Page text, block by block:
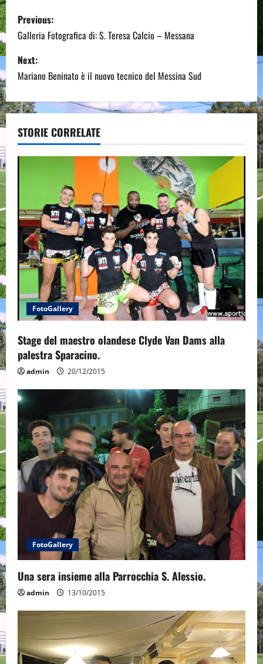
P
o
s
t
n
a
v
g
a
t
o
n
Previous:
Galleria Fotografica di: S. Teresa Calcio – Messana
Next:
Mariano Beninato è il nuovo tecnico del Messina Sud
STORIE CORRELATE
FotoGallery
Stage del maestro olandese Clyde Van Dams alla
palestra Sparacino.
admin 20/12/2015
FotoGallery
Una sera insieme alla Parrocchia S. Alessio.
admin 13/10/2015